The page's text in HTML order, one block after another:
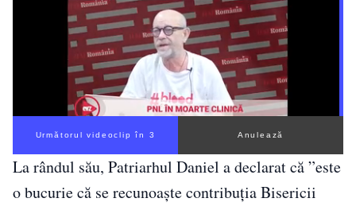
Următorul videoclip în 2 Anulează
La rândul său, Patriarhul Daniel a declarat că ”este
o bucurie că se recunoaște contribuția Bisericii